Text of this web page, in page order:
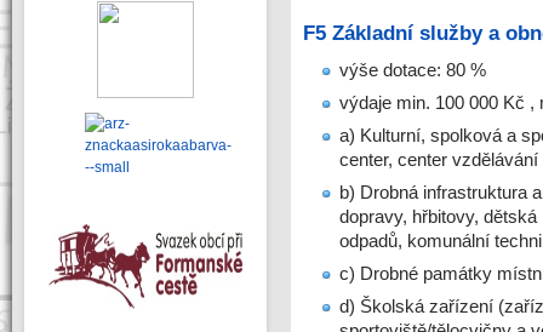
F5 Základní služby a
výše dotace: 80 %
výdaje min. 100 000 Kč ,
a) Kulturní, spolková a
center, center vzdělávání
b) Drobná infrastruktura
dopravy, hřbitovy,
odpadů, komunální
c) Drobné památky
d) Školská zařízení